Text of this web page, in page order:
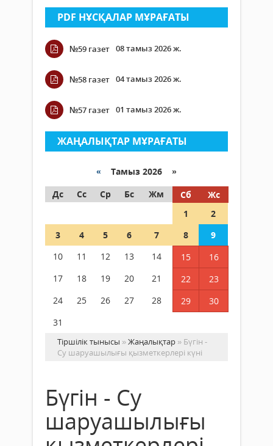
PDF НҰСҚАЛАР МҰРАҒАТЫ
№59 газет 08 тамыз 2026 ж.
№58 газет 04 тамыз 2026 ж.
№57 газет 01 тамыз 2026 ж.
ЖАҢАЛЫҚТАР МҰРАҒАТЫ
« Тамыз 2026 »
Дс
Сс Ср Бс Жм Сб
Жс
1
2
3
4 5 6 7 8
9
10
11 12 13 14 15
16
17
18 19 20 21 22
23
24
25 26 27 28 29
30
31
Тіршілік тынысы »Жаңалықтар » Бүгін -
Су шаруашылығы қызметкерлері күні
Бүгін - Су
шаруашылығы